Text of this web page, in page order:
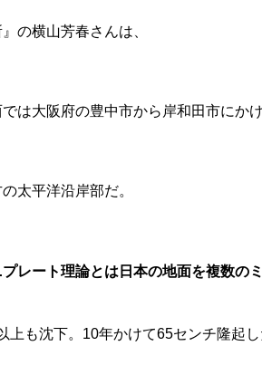
の横山芳春さんは、
は大阪府の豊中市から岸和田市にかけ
太平洋沿岸部だ。
レート理論とは日本の地面を複数の
も沈下。10年かけて65センチ隆起